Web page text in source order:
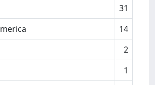
31
14
2
1